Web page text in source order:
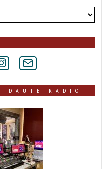
DAUTE RADIO